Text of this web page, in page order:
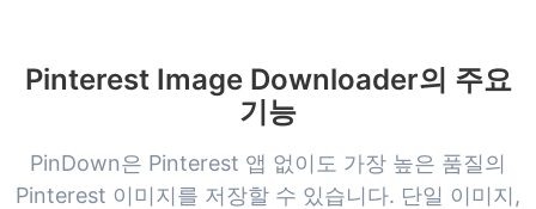
Pinterest Image Downloader의 주요
기능
PinDown은 Pinterest 앱 없이도 가장 높은 품질의
Pinterest 이미지를 저장할 수 있습니다. 단일 이미지,